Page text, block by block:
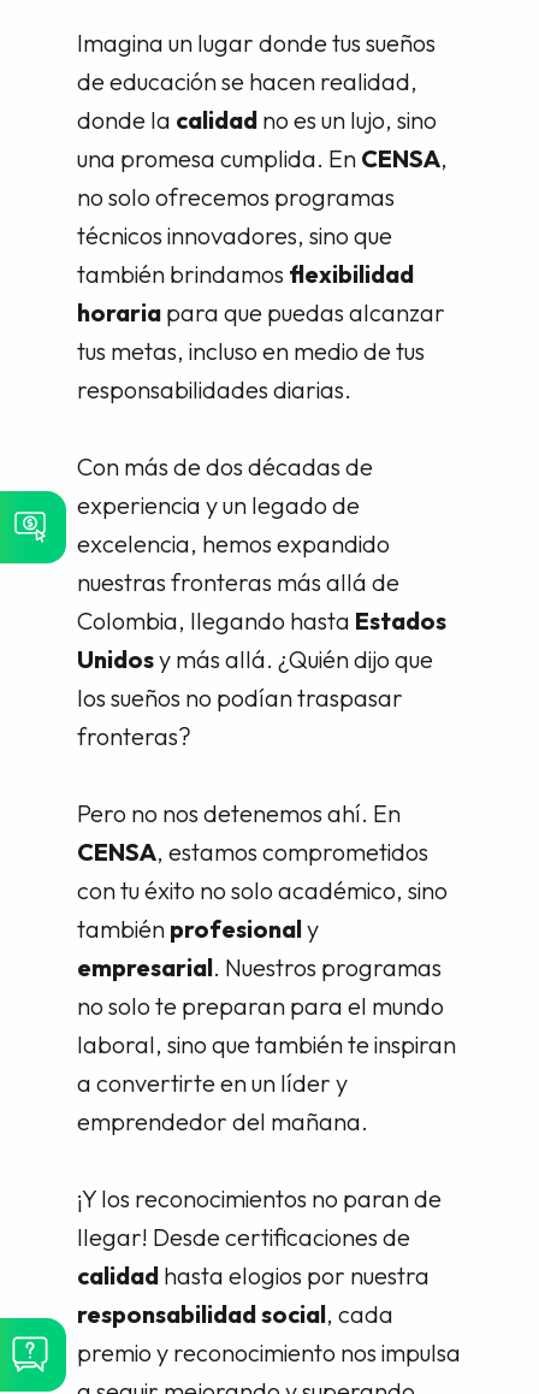
Imagina un lugar donde tus sueños
de educación se hacen realidad,
donde la calidad no es un lujo, sino
una promesa cumplida. En CENSA,
no solo ofrecemos programas
técnicos innovadores, sino que
también brindamos flexibilidad
horaria para que puedas alcanzar
tus metas, incluso en medio de tus
responsabilidades diarias.
Con más de dos décadas de
experiencia y un legado de
excelencia, hemos expandido
nuestras fronteras más allá de
Colombia, llegando hasta Estados
Unidosy más allá. ¿Quién dijo que
los sueños no podían traspasar
fronteras?
Pero no nos detenemos ahí. En
CENSA, estamos comprometidos
con tu éxito no solo académico, sino
también profesionaly
empresarial. Nuestros programas
no solo te preparan para el mundo
laboral, sino que también te inspiran
a convertirte en un líder y
emprendedor del mañana.
¡Y los reconocimientos no paran de
llegar! Desde certificaciones de
calidad hasta elogios por nuestra
responsabilidad social, cada
premio y reconocimiento nos impulsa